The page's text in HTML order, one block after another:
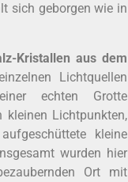
sich geborgen wie in
Kristallen aus dem
Lichtquellen
echten Grotte
Lichtpunkten,
kleine
wurden hier
Ort mit